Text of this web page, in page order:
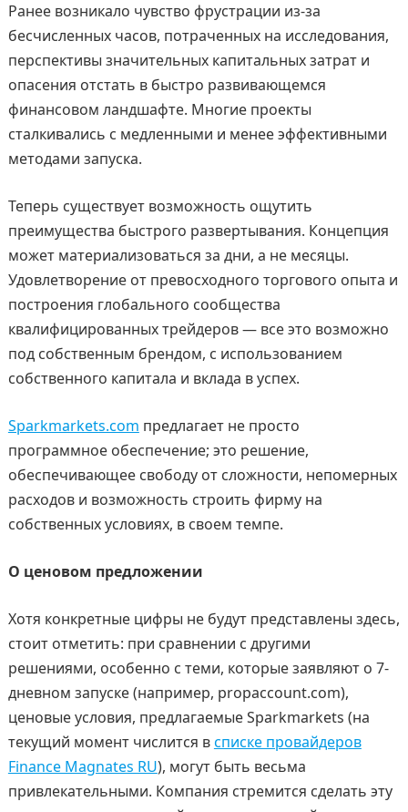
Ранее возникало чувство фрустрации из-за
бесчисленных часов, потраченных на исследования,
перспективы значительных капитальных затрат и
опасения отстать в быстро развивающемся
финансовом ландшафте. Многие проекты
сталкивались с медленными и менее эффективными
методами запуска.
Теперь существует возможность ощутить
преимущества быстрого развертывания. Концепция
может материализоваться за дни, а не месяцы.
Удовлетворение от превосходного торгового опыта и
построения глобального сообщества
квалифицированных трейдеров — все это возможно
под собственным брендом, с использованием
собственного капитала и вклада в успех.
Sparkmarkets.com предлагает не просто
программное обеспечение; это решение,
обеспечивающее свободу от сложности, непомерных
расходов и возможность строить фирму на
собственных условиях, в своем темпе.
О ценовом предложении
Хотя конкретные цифры не будут представлены здесь,
стоит отметить: при сравнении с другими
решениями, особенно с теми, которые заявляют о 7-
дневном запуске (например, propaccount.com),
ценовые условия, предлагаемые Sparkmarkets (на
текущий момент числится всписке провайдеров
Finance Magnates RU), могут быть весьма
привлекательными. Компания стремится сделать эту